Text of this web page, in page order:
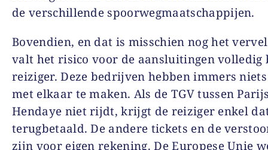
de verschillende spoorwegmaatschappijen.
Bovendien, en dat is misschien nog het
valt het risico voor de aansluitingen volledig
reiziger. Deze bedrijven hebben immers
met elkaar te maken. Als de TGV tussen
Hendaye niet rijdt, krijgt de reiziger enkel
terugbetaald. De andere tickets en de
zijn voor eigen rekening. De Europese Unie